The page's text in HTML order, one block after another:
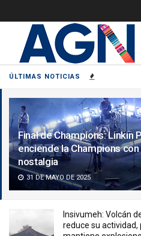
ÚLTIMAS NOTICIAS
Final de Champions: Linkin
enciende la Champions
nostalgia
31 DE MAYO DE 2025
Insivumeh: Volcán
reduce su actividad,